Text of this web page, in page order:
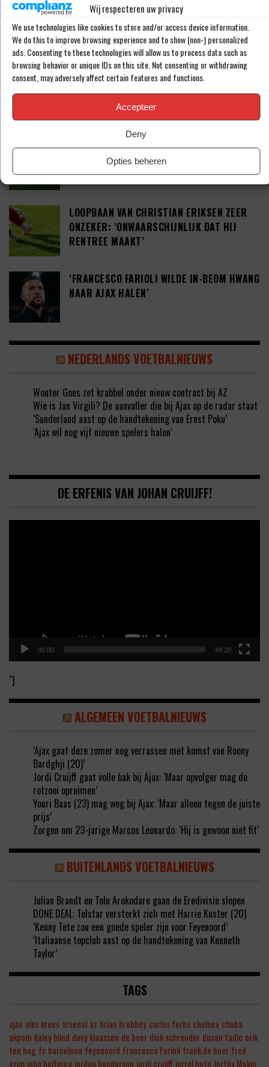
Wij respecteren uw privacy
We use technologies like cookies to store and/or access device information.
We do this to improve browsing experience and to show (non-) personalized
ads. Consenting to these technologies will allow us to process data such as
browsing behavior or unique IDs on this site. Not consenting or withdrawing
consent, may adversely affect certain features and functions.
Accepteer
Deny
Opties beheren
WEST HAM UNITED MAAKT KOMST VAN JOEL
VELTMAN (34) BEKEND
TAKEHIRO TOMIYASU DUIKT OP IN DE
PREMIER LEAGUE
TEGENSLAG VOOR SEAN STEUR: ‘DEAL VAN
41 MILJOEN EURO’
LOOPBAAN VAN CHRISTIAN ERIKSEN ZEER
ONZEKER: ‘ONWAARSCHIJNLIJK DAT HIJ
RENTREE MAAKT’
‘FRANCESCO FARIOLI WILDE IN-BEOM HWANG
NAAR AJAX HALEN’
NEDERLANDS VOETBALNIEUWS
Wouter Goes zet krabbel onder nieuw contract bij AZ
Wie is Jan Virgili? De aanvaller die bij Ajax op de radar staat
‘Sunderland aast op de handtekening van Ernst Poku’
‘Ajax wil nog vijf nieuwe spelers halen’
DE ERFENIS VAN JOHAN CRUIJFF!
00:00 48:20
"]
ALGEMEEN VOETBALNIEUWS
‘Ajax gaat deze zomer nog verrassen met komst van Roony
Bardghji (20)’
Jordi Cruijff gaat volle bak bij Ajax: ‘Maar opvolger mag de
rotzooi opruimen’
Youri Baas (23) mag weg bij Ajax: ‘Maar alleen tegen de juiste
prijs’
Zorgen om 23-jarige Marcos Leonardo: ‘Hij is gewoon niet fit’
BUITENLANDS VOETBALNIEUWS
Julian Brandt en Tolu Arokodare gaan de Eredivisie slopen
DONE DEAL: Telstar versterkt zich met Harrie Kuster (20)
‘Kenny Tete zou een goede speler zijn voor Feyenoord’
‘Italiaanse topclub aast op de handtekening van Kenneth
Taylor’
TAGS
ajax alex kroes arsenal az brian brobbey carlos forbs chelsea chuba
akpom daley blind davy klaassen de boer dick schreuder dusan tadic erik
ten hag fc barcelona feyenoord Francesco Farioli frank de boer fred
grim john heitinga jordan henderson jordi cruijff jorrel hato Jorthy Mokio